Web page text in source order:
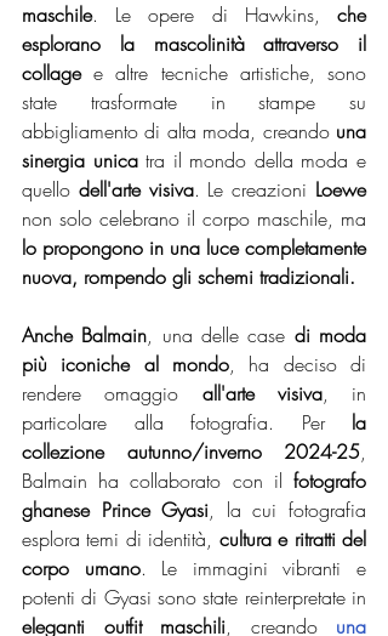
maschile. Le opere di Hawkins, che
esplorano la mascolinità attraverso il
collage e altre tecniche artistiche, sono
state trasformate in stampe su
abbigliamento di alta moda, creando una
sinergia unica tra il mondo della moda e
quello dell'arte visiva. Le creazioni
Loewe
lo propongono in una luce completamente
nuova, rompendo gli schemi tradizionali.
Anche Balmain, una delle case di moda
più iconiche al mondo, ha deciso di
rendere omaggio all'arte visiva, in
particolare alla fotografia. Per la
collezione autunno/inverno 2024-25,
Balmain ha collaborato con il fotografo
ghanese Prince Gyasi, la cui fotografia
esplora temi di identità, cultura e ritratti del
corpo umano. Le immagini vibranti e
potenti di Gyasi sono state reinterpretate in
eleganti outfit maschili, creando una